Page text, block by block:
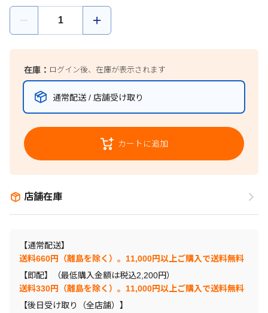
在庫： ログイン後、在庫が表示されます
通常配送 / 店舗受け取り
カートに追加
店舗在庫
【通常配送】
送料660円（離島を除く）。11,000円以上ご購入で送料無料
【即配】（最低購入金額は税込2,200円）
送料330円（離島を除く）。11,000円以上ご購入で送料無料
【後日受け取り（全店舗）】